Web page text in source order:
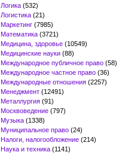
Логика (532)
Логистика (21)
Маркетинг (7985)
Математика (3721)
Медицина, здоровье (10549)
Медицинские науки (88)
Международное публичное право (58)
Международное частное право (36)
Международные отношения (2257)
Менеджмент (12491)
Металлургия (91)
Москвоведение (797)
Музыка (1338)
Муниципальное право (24)
Налоги, налогообложение (214)
Наука и техника (1141)